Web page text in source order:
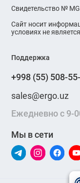
Свидетельство №
Сайт носит
условиях не
Поддержка
+998 (55) 508-
sales@ergo.uz
Ежедневно с 9-
Мы в сети